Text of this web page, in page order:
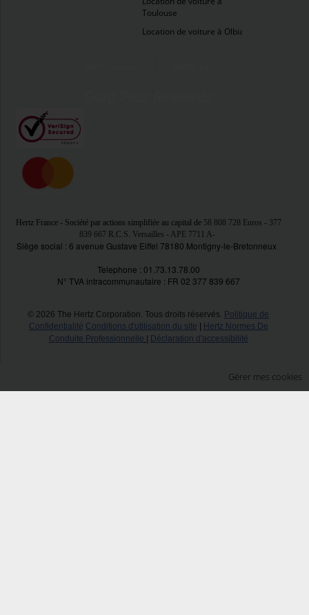
Toulouse
Location de voiture à Olbia
Hertz France - Société par actions simplifiée au capital de 58 808 728 Euros - 377
839 667 R.C.S. Versailles - APE 7711 A-
Siège social : 6 avenue Gustave Eiffel 78180 Montigny-le-Bretonneux
Telephone : 01.73.13.78.00
N° TVA intracommunautaire : FR 02 377 839 667
© 2026 The Hertz Corporation. Tous droits réservés. Politique de
Confidentialité Conditions d'utilisation du site
Hertz Normes De
Conduite Professionnelle
Déclaration d'accessibilité
Gérer mes cookies